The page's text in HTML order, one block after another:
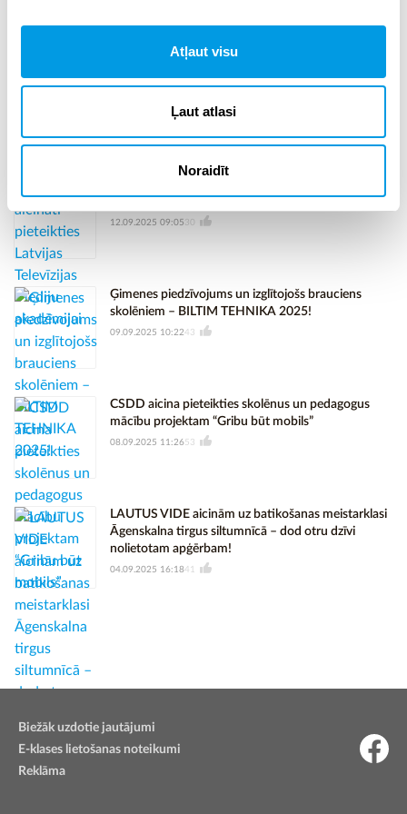
Atļaut visu
Ļaut atlasi
Noraidīt
12.09.2025 09:05 30
Ģimenes piedzīvojums un izglītojošs brauciens
skolēniem – BILTIM TEHNIKA 2025!
09.09.2025 10:2243
CSDD aicina pieteikties skolēnus un pedagogus
mācību projektam “Gribu būt mobils”
08.09.2025 11:2653
LAUTUS VIDE aicinām uz batikošanas meistarklasi
Āgenskalna tirgus siltumnīcā – dod otru dzīvi
nolietotam apģērbam!
04.09.2025 16:1841
Biežāk uzdotie jautājumi
E-klases lietošanas noteikumi
Reklāma